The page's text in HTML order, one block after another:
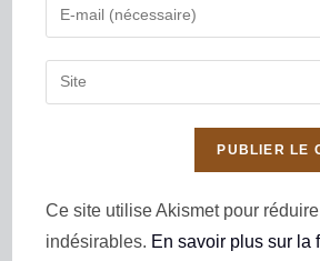
Ce site utilise Akismet pour
indésirables. En savoir plus sur la